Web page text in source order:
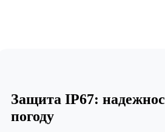
Защита IP67:
погоду